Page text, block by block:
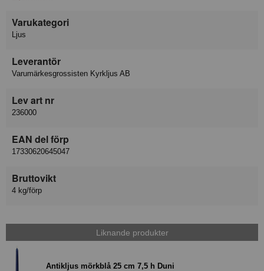
Varukategori
Ljus
Leverantör
Varumärkesgrossisten Kyrkljus AB
Lev art nr
236000
EAN del förp
17330620645047
Bruttovikt
4 kg/förp
Liknande produkter
Antikljus mörkblå 25 cm 7,5 h Duni